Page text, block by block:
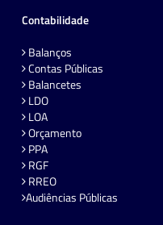
Contabilidade
Balanços
Contas Públicas
Balancetes
LDO
LOA
Orçamento
PPA
RGF
RREO
Audiências Públicas